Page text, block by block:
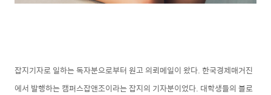
잡지기자로 일하는 독자분으로부터 원고 의뢰메일이 왔다. 한국경제매거진
에서 발행하는 캠퍼스잡앤조이라는 잡지의 기자분이었다. 대학생들의 블로